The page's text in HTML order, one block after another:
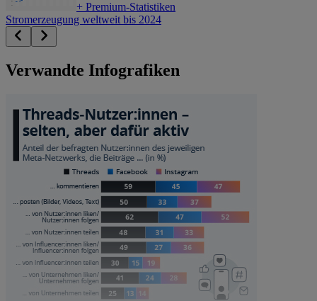
+ Premium-Statistiken
Stromerzeugung weltweit bis 2024
Verwandte Infografiken